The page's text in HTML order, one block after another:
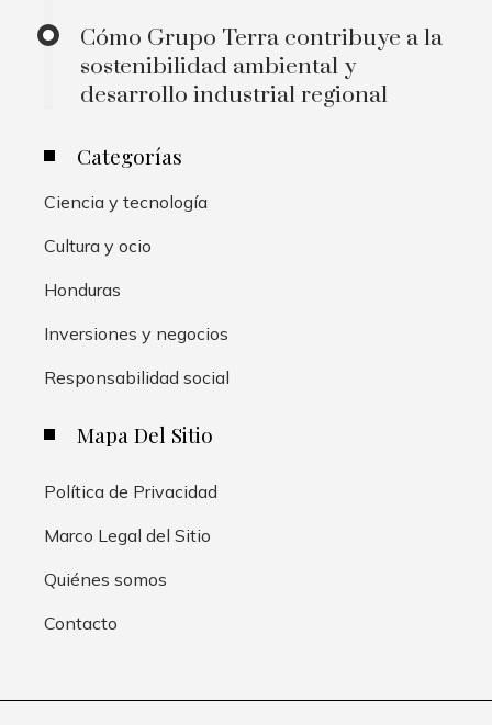
Cómo Grupo Terra contribuye a la
sostenibilidad ambiental y
desarrollo industrial regional
Categorías
Ciencia y tecnología
Cultura y ocio
Honduras
Inversiones y negocios
Responsabilidad social
Mapa Del Sitio
Política de Privacidad
Marco Legal del Sitio
Quiénes somos
Contacto